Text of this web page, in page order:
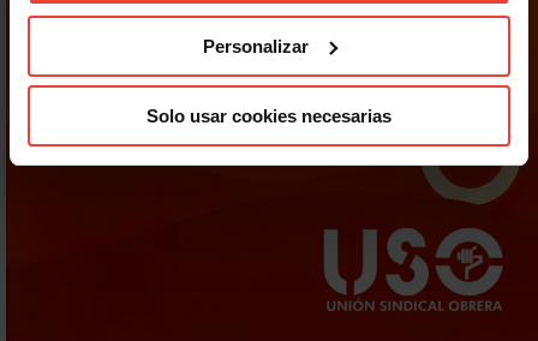
Personalizar
Solo usar cookies necesarias